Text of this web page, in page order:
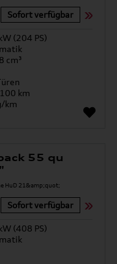
Sofort verfügbar
(204 PS)
cm³
km
km
55 qu
Sofort verfügbar
(408 PS)